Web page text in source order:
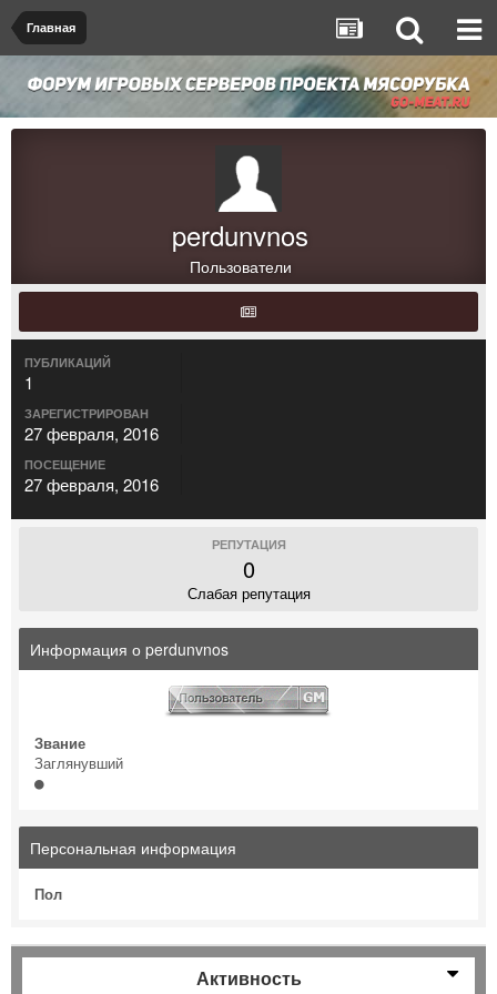
Главная
perdunvnos
Пользователи
ПУБЛИКАЦИЙ
1
ЗАРЕГИСТРИРОВАН
27 февраля, 2016
ПОСЕЩЕНИЕ
27 февраля, 2016
РЕПУТАЦИЯ
0
Слабая репутация
Информация о perdunvnos
Звание
Заглянувший
Персональная информация
Пол
Активность